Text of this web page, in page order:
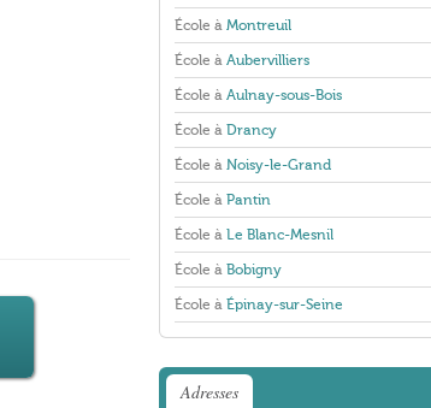
École à Montreuil
École à Aubervilliers
École à Aulnay-sous-Bois
École à Drancy
École à Noisy-le-Grand
École à Pantin
École à Le Blanc-Mesnil
École à Bobigny
École à Épinay-sur-Seine
Adresses